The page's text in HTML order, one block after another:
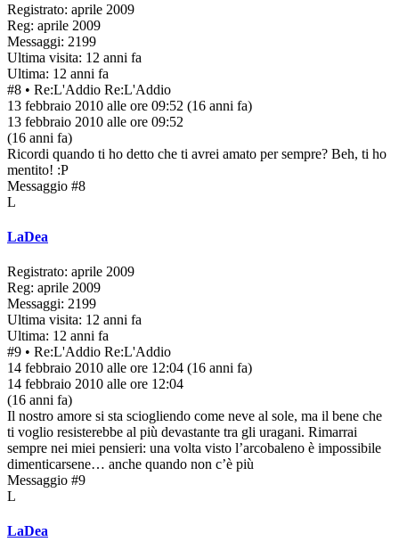
Registrato: aprile 2009
Reg: aprile 2009
Messaggi: 2199
Ultima visita: 12 anni fa
Ultima: 12 anni fa
#8 • Re:L'Addio Re:L'Addio
13 febbraio 2010 alle ore 09:52 (16 anni fa)
13 febbraio 2010 alle ore 09:52
(16 anni fa)
Ricordi quando ti ho detto che ti avrei amato per sempre? Beh, ti ho
mentito! :P
Messaggio #8
L
LaDea
Registrato: aprile 2009
Reg: aprile 2009
Messaggi: 2199
Ultima visita: 12 anni fa
Ultima: 12 anni fa
#9 • Re:L'Addio Re:L'Addio
14 febbraio 2010 alle ore 12:04 (16 anni fa)
14 febbraio 2010 alle ore 12:04
(16 anni fa)
Il nostro amore si sta sciogliendo come neve al sole, ma il bene che
ti voglio resisterebbe al più devastante tra gli uragani. Rimarrai
sempre nei miei pensieri: una volta visto l’arcobaleno è impossibile
dimenticarsene… anche quando non c’è più
Messaggio #9
L
LaDea